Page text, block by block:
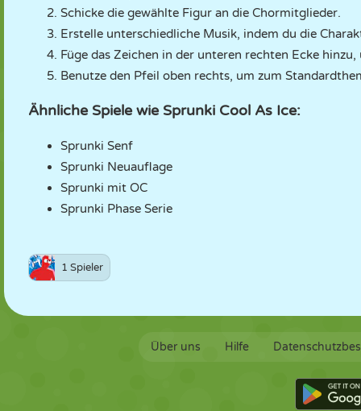
Schicke die gewählte Figur an die Chormitglieder.
Erstelle unterschiedliche Musik, indem du die
Füge das Zeichen in der unteren rechten Ecke
Benutze den Pfeil oben rechts, um zum
Ähnliche Spiele wie Sprunki Cool As Ice:
Sprunki Senf
Sprunki Neuauflage
Sprunki mit OC
Sprunki Phase Serie
1 Spieler
Über uns Hilfe